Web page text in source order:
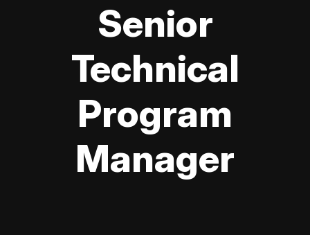
Senior
Technical
Program
Manager